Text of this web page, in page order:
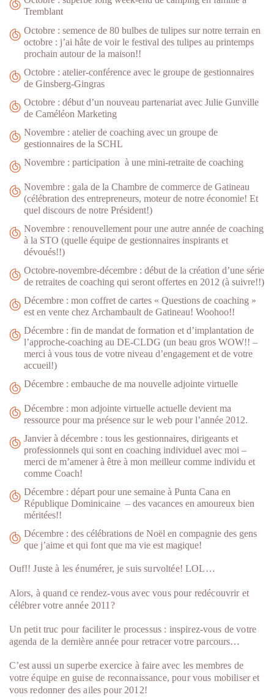
Tremblant
Octobre : semence de 80 bulbes de tulipes sur notre terrain en
octobre : j’ai hâte de voir le festival des tulipes au printemps
prochain autour de la maison!!
Octobre : atelier-conférence avec le groupe de gestionnaires
de Ginsberg-Gingras
Octobre : début d’un nouveau partenariat avec Julie Gunville
de Caméléon Marketing
Novembre : atelier de coaching avec un groupe de
gestionnaires de la SCHL
Novembre : participation à une mini-retraite de coaching
Novembre : gala de la Chambre de commerce de Gatineau
(célébration des entrepreneurs, moteur de notre économie! Et
quel discours de notre Président!)
Novembre : renouvellement pour une autre année de coaching
à la STO (quelle équipe de gestionnaires inspirants et
dévoués!!)
Octobre-novembre-décembre : début de la création d’une série
de retraites de coaching qui seront offertes en 2012 (à suivre!!)
Décembre : mon coffret de cartes « Questions de coaching »
est en vente chez Archambault de Gatineau! Woohoo!!
Décembre : fin de mandat de formation et d’implantation de
l’approche-coaching au DE-CLDG (un beau gros WOW!! –
merci à vous tous de votre niveau d’engagement et de votre
accueil!)
Décembre : embauche de ma nouvelle adjointe virtuelle
Décembre : mon adjointe virtuelle actuelle devient ma
ressource pour ma présence sur le web pour l’année 2012.
Janvier à décembre : tous les gestionnaires, dirigeants et
professionnels qui sont en coaching individuel avec moi –
merci de m’amener à être à mon meilleur comme individu et
comme Coach!
Décembre : départ pour une semaine à Punta Cana en
République Dominicaine – des vacances en amoureux bien
méritées!!
Décembre : des célébrations de Noël en compagnie des gens
que j’aime et qui font que ma vie est magique!
Ouf!! Juste à les énumérer, je suis survoltée! LOL…
Alors, à quand ce rendez-vous avec vous pour redécouvrir et
célébrer votre année 2011?
Un petit truc pour faciliter le processus : inspirez-vous de votre
agenda de la dernière année pour retracer votre parcours…
C’est aussi un superbe exercice à faire avec les membres de
votre équipe en guise de reconnaissance, pour vous mobiliser et
vous redonner des ailes pour 2012!